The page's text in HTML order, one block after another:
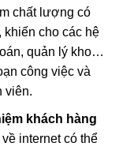
chất lượng có
khiến cho các hệ
quản lý kho…
công việc và
viên.
khách hàng
internet có thể